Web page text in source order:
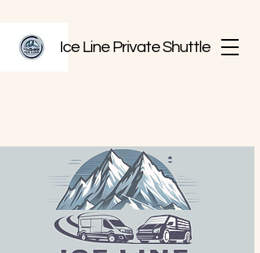
Ice Line Private Shuttle